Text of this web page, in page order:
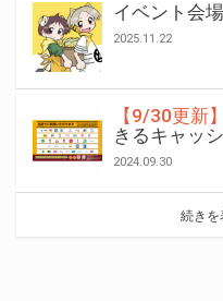
イベント会
2025.11.22
【9/30更新】
きるキャッ
2024.09.30
続きを